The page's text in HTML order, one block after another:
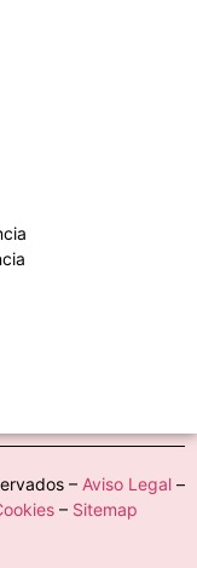
– Aviso Legal–
– Sitemap